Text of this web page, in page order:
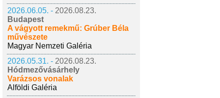
2026.06.05. - 2026.08.23.
Budapest
A vágyott remekmű: Grúber Béla
művészete
Magyar Nemzeti Galéria
2026.05.31. - 2026.08.23.
Hódmezővásárhely
Varázsos vonalak
Alföldi Galéria